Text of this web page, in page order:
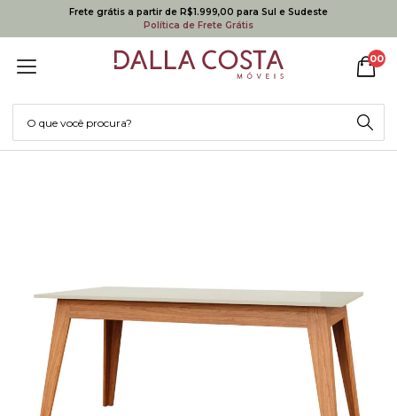
Frete grátis a partir de R$1.999,00 para Sul e Sudeste
Política de Frete Grátis
00